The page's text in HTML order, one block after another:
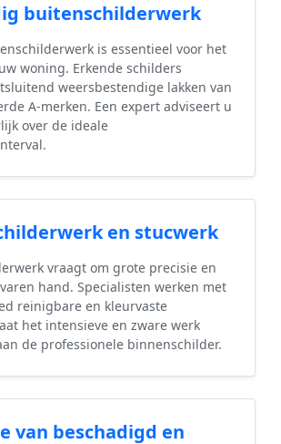
buitenschilderwerk
is essentieel voor het
woning. Erkende schilders
weersbestendige lakken van
A-merken. Een expert adviseert u
over de ideale
en stucwerk
vraagt om grote precisie en
hand. Specialisten werken met
reinigbare en kleurvaste
het intensieve en zware werk
de professionele binnenschilder.
van beschadigd en